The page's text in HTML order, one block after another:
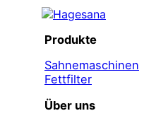
Produkte
Sahnemaschinen
Fettfilter
Über uns